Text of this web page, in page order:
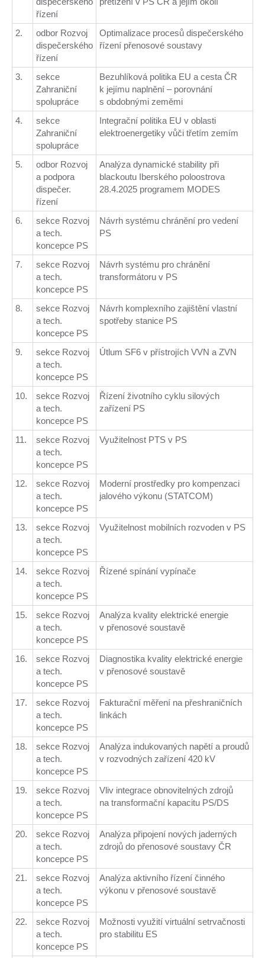
řízení
2.
odbor Rozvoj
dispečerského
řízení
Optimalizace procesů dispečerského
řízení přenosové soustavy
3.
sekce
Zahraniční
spolupráce
Bezuhlíková politika EU a cesta ČR
k jejímu naplnění – porovnání
s obdobnými zeměmi
4.
sekce
Zahraniční
spolupráce
Integrační politika EU v oblasti
elektroenergetiky vůči třetím zemím
5.
odbor Rozvoj
a podpora
dispečer.
řízení
Analýza dynamické stability při
blackoutu Iberského poloostrova
28.4.2025 programem MODES
6.
sekce Rozvoj
a tech.
koncepce PS
Návrh systému chránění pro vedení
PS
7.
sekce Rozvoj
a tech.
koncepce PS
Návrh systému pro chránění
transformátoru v PS
8.
sekce Rozvoj
a tech.
koncepce PS
Návrh komplexního zajištění vlastní
spotřeby stanice PS
9.
sekce Rozvoj
a tech.
koncepce PS
Útlum SF6 v přístrojích VVN a ZVN
10.
sekce Rozvoj
a tech.
koncepce PS
Řízení životního cyklu silových
zařízení PS
11.
sekce Rozvoj
a tech.
koncepce PS
Využitelnost PTS v PS
12.
sekce Rozvoj
a tech.
koncepce PS
Moderní prostředky pro kompenzaci
jalového výkonu (STATCOM)
13.
sekce Rozvoj
a tech.
koncepce PS
Využitelnost mobilních rozvoden v PS
14.
sekce Rozvoj
a tech.
koncepce PS
Řízené spínání vypínače
15.
sekce Rozvoj
a tech.
koncepce PS
Analýza kvality elektrické energie
v přenosové soustavě
16.
sekce Rozvoj
a tech.
koncepce PS
Diagnostika kvality elektrické energie
v přenosové soustavě
17.
sekce Rozvoj
a tech.
koncepce PS
Fakturační měření na přeshraničních
linkách
18.
sekce Rozvoj
a tech.
koncepce PS
Analýza indukovaných napětí a proudů
v rozvodných zařízení 420 kV
19.
sekce Rozvoj
a tech.
koncepce PS
Vliv integrace obnovitelných zdrojů
na transformační kapacitu PS/DS
20.
sekce Rozvoj
a tech.
koncepce PS
Analýza připojení nových jaderných
zdrojů do přenosové soustavy ČR
21.
sekce Rozvoj
a tech.
koncepce PS
Analýza aktivního řízení činného
výkonu v přenosové soustavě
22.
sekce Rozvoj
a tech.
koncepce PS
Možnosti využití virtuální setrvačnosti
pro stabilitu ES